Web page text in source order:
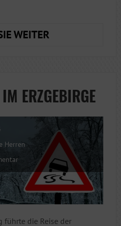
WEITERWORAN
ERZGEBIRGE
Herren
führte die Reise der